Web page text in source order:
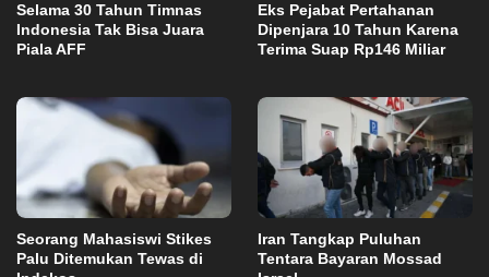
Selama 30 Tahun Timnas
Indonesia Tak Bisa Juara
Piala AFF
Eks Pejabat Pertahanan
Dipenjara 10 Tahun Karena
Terima Suap Rp146 Miliar
Seorang Mahasiswi Stikes
Palu Ditemukan Tewas di
Iran Tangkap Puluhan
Tentara Bayaran Mossad